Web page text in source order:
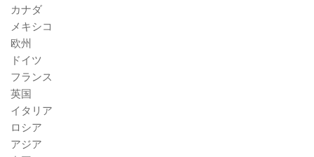
カナダ
メキシコ
欧州
ドイツ
フランス
英国
イタリア
ロシア
アジア